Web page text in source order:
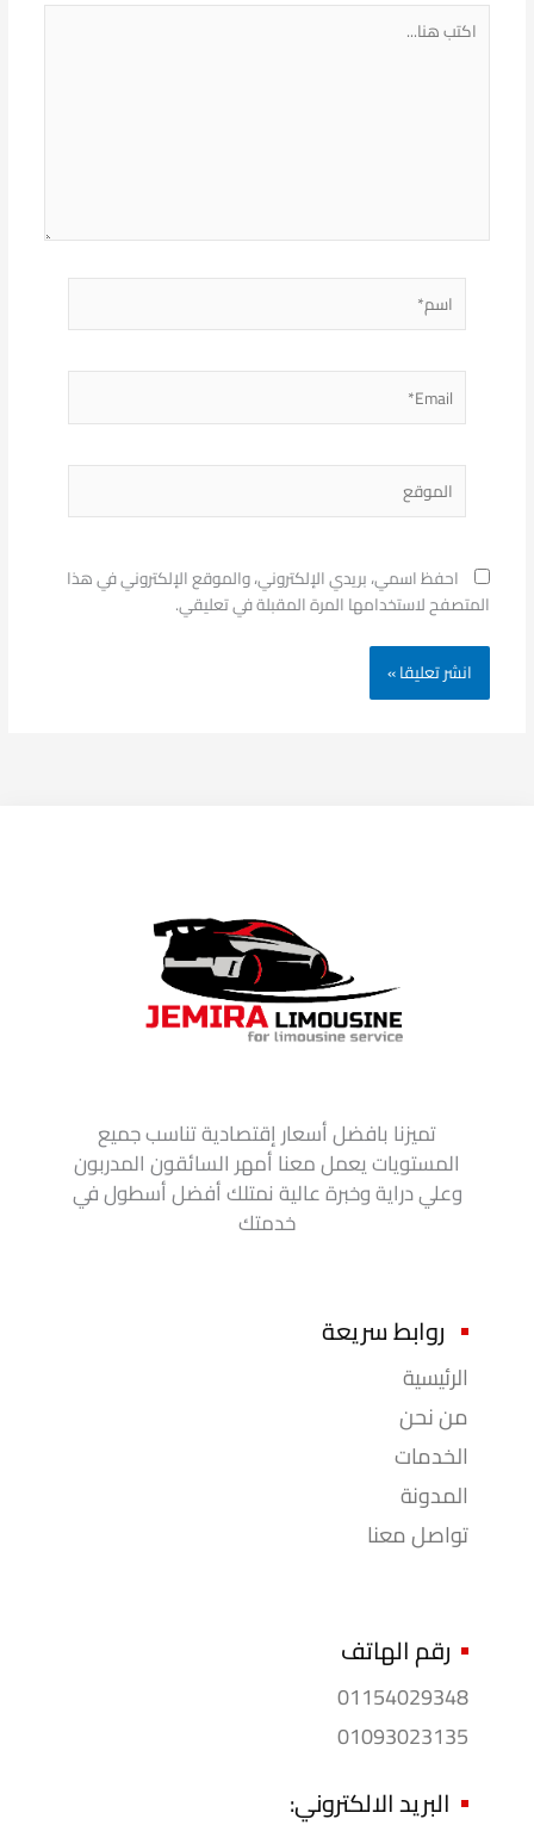
هنا...
احفظ اسمي، بريدي الإلكتروني، والموقع الإلكتروني في هذا
المتصفح لاستخدامها المرة المقبلة في تعليقي.
تميزنا بافضل أسعار إقتصادية تناسب جميع
المستويات يعمل معنا أمهر السائقون المدربون
وعلي دراية وخبرة عالية نمتلك أفضل أسطول في
خدمتك
روابط سريعة
الرئيسية
من نحن
الخدمات
المدونة
تواصل معنا
رقم الهاتف
01154029348
01093023135
البريد الالكتروني: